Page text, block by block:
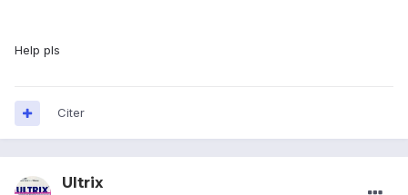
Help pls
Citer
Ultrix